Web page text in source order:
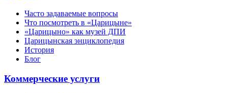
Часто задаваемые вопросы
Что посмотреть в «Царицыне»
«Царицыно» как музей ДПИ
Царицынская энциклопедия
История
Блог
Коммерческие услуги